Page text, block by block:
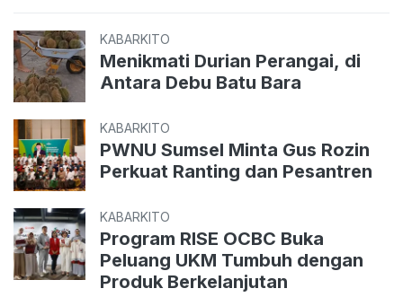
KABARKITO
Menikmati Durian Perangai, di
Antara Debu Batu Bara
KABARKITO
PWNU Sumsel Minta Gus Rozin
Perkuat Ranting dan Pesantren
KABARKITO
Program RISE OCBC Buka
Peluang UKM Tumbuh dengan
Produk Berkelanjutan